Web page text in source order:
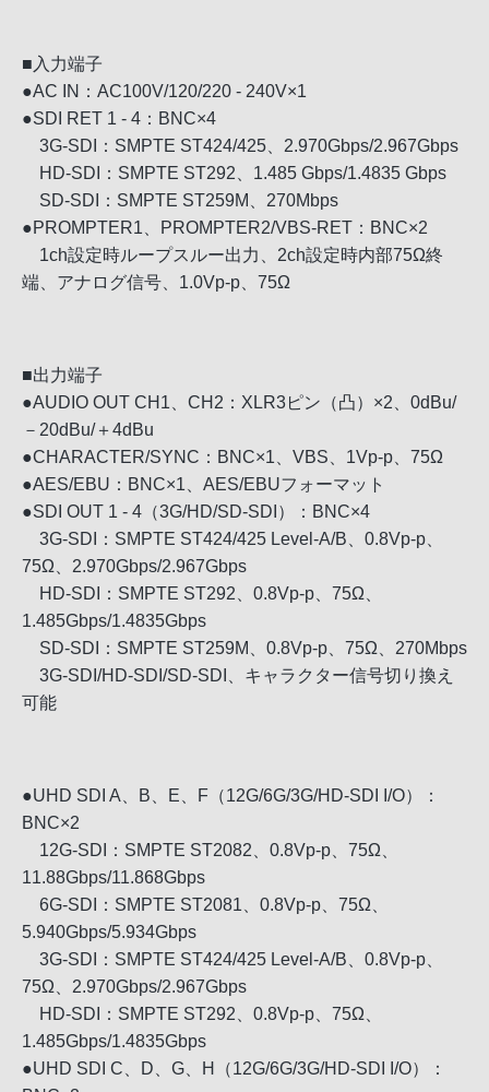
■入力端子
●AC IN：AC100V/120/220 - 240V×1
●SDI RET 1 - 4：BNC×4
3G-SDI：SMPTE ST424/425、2.970Gbps/2.967Gbps
HD-SDI：SMPTE ST292、1.485 Gbps/1.4835 Gbps
SD-SDI：SMPTE ST259M、270Mbps
●PROMPTER1、PROMPTER2/VBS-RET：BNC×2
1ch設定時ループスルー出力、2ch設定時内部75Ω終
端、アナログ信号、1.0Vp-p、75Ω
■出力端子
●AUDIO OUT CH1、CH2：XLR3ピン（凸）×2、0dBu/
－20dBu/＋4dBu
●CHARACTER/SYNC：BNC×1、VBS、1Vp-p、75Ω
●AES/EBU：BNC×1、AES/EBUフォーマット
●SDI OUT 1 - 4（3G/HD/SD-SDI）：BNC×4
3G-SDI：SMPTE ST424/425 Level-A/B、0.8Vp-p、
75Ω、2.970Gbps/2.967Gbps
HD-SDI：SMPTE ST292、0.8Vp-p、75Ω、
1.485Gbps/1.4835Gbps
SD-SDI：SMPTE ST259M、0.8Vp-p、75Ω、270Mbps
3G-SDI/HD-SDI/SD-SDI、キャラクター信号切り換え
可能
●UHD SDI A、B、E、F（12G/6G/3G/HD-SDI I/O）：
BNC×2
12G-SDI：SMPTE ST2082、0.8Vp-p、75Ω、
11.88Gbps/11.868Gbps
6G-SDI：SMPTE ST2081、0.8Vp-p、75Ω、
5.940Gbps/5.934Gbps
3G-SDI：SMPTE ST424/425 Level-A/B、0.8Vp-p、
75Ω、2.970Gbps/2.967Gbps
HD-SDI：SMPTE ST292、0.8Vp-p、75Ω、
1.485Gbps/1.4835Gbps
●UHD SDI C、D、G、H（12G/6G/3G/HD-SDI I/O）：